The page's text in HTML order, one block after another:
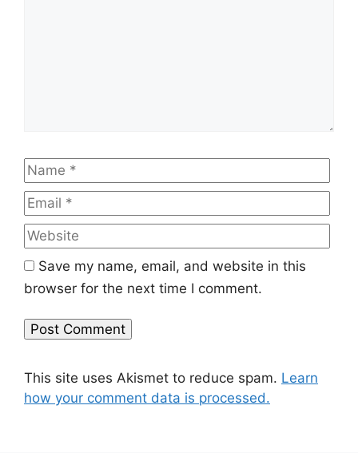
Name
Save my name, email, and website in this
browser for the next time I comment.
This site uses Akismet to reduce spam. Learn
how your comment data is processed.